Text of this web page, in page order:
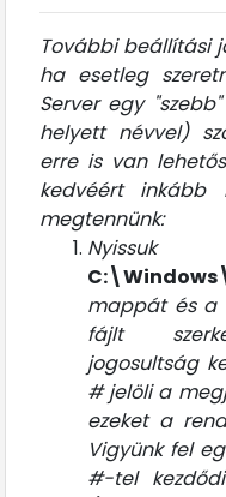
További beállítási
ha esetleg
Server egy
helyett névvel)
erre is van
kedvéért inkább
megtennünk:
mappát és a
fájlt
jogosultság
# jelöli a
ezeket a
Vigyünk fel
#-tel